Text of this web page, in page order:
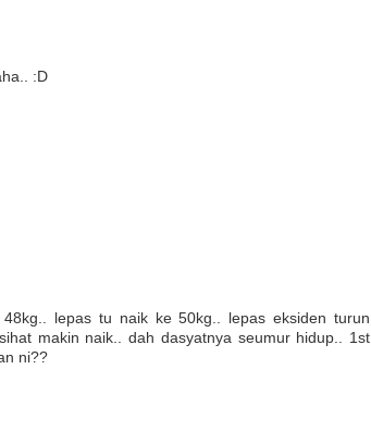
:D
lepas tu naik ke 50kg.. lepas eksiden turun
makin naik.. dah dasyatnya seumur hidup.. 1st
ni??